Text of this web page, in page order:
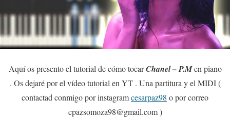
Aquí os presento el tutorial de cómo tocarChanel – P.Men piano
. Os dejaré por el vídeo tutorial en YT . Una partitura y el MIDI (
contactad conmigo por instagramcesarpaz98 o por correo
cpazsomoza98@gmail.com )